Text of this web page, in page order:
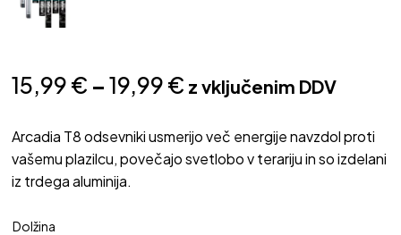
15,99€ – 19,99€Cenovni
od
z vključenim DDV
Arcadia T8 odsevniki usmerijo več energije navzdol proti
vašemu plazilcu, povečajo svetlobo v terariju in so izdelani
iz trdega aluminija.
Dolžina